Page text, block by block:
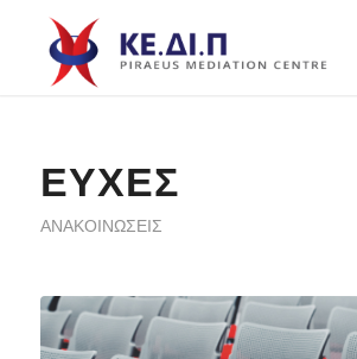
ΕΥΧΕΣ
ΑΝΑΚΟΙΝΏΣΕΙΣ